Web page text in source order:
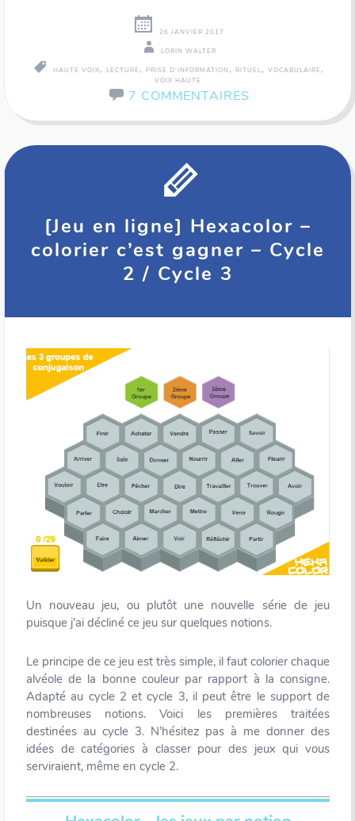
26 JANVIER 2017
LORIN WALTER
HAUTE VOIX, LECTURE , PRISE D'INFORMATION , RITUEL, VOCABULAIRE ,
VOIX HAUTE
7 COMMENTAIRES
[Jeu en ligne] Hexacolor –
colorier c’est gagner – Cycle
2 / Cycle 3
Un nouveau jeu, ou plutôt une nouvelle série de jeu
puisque j’ai décliné ce jeu sur quelques notions.
Le principe de ce jeu est très simple, il faut colorier chaque
alvéole de la bonne couleur par rapport à la consigne.
Adapté au cycle 2 et cycle 3, il peut être le support de
nombreuses notions. Voici les premières traitées
destinées au cycle 3. N’hésitez pas à me donner des
idées de catégories à classer pour des jeux qui vous
serviraient, même en cycle 2.